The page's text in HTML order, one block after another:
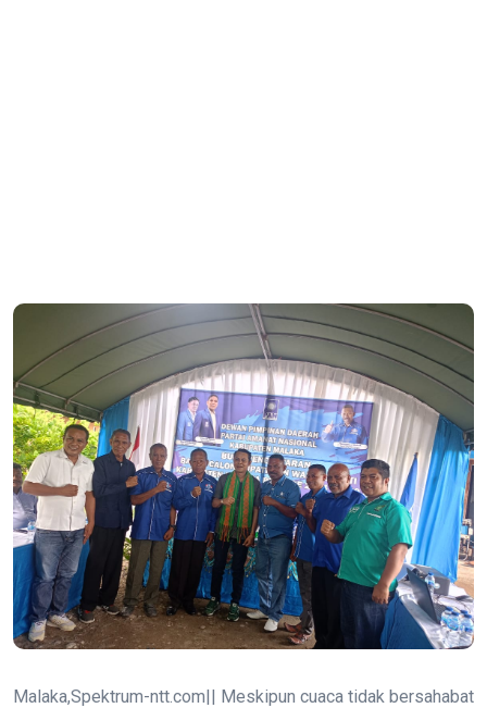
Malaka,Spektrum-ntt.com|| Meskipun cuaca tidak bersahabat